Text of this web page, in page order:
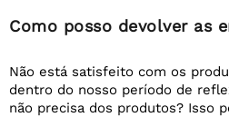
Como posso devolver as
Não está satisfeito com os
dentro do nosso período de
não precisa dos produtos? Isso